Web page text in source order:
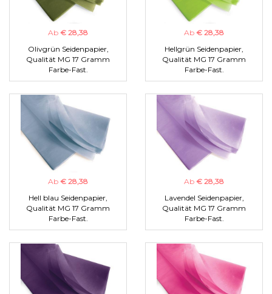
Ab € 28,38
Olivgrün Seidenpapier,
Qualität MG 17 Gramm
Farbe-Fast.
Ab € 28,38
Hellgrün Seidenpapier,
Qualität MG 17 Gramm
Farbe-Fast.
Ab € 28,38
Hell blau Seidenpapier,
Qualität MG 17 Gramm
Farbe-Fast.
Ab € 28,38
Lavendel Seidenpapier,
Qualität MG 17 Gramm
Farbe-Fast.